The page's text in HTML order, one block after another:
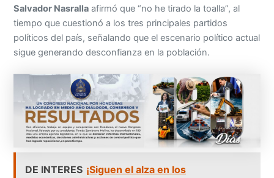
Salvador Nasralla afirmó que “no he tirado la toalla”, al
tiempo que cuestionó a los tres principales partidos
políticos del país, señalando que el escenario político actual
sigue generando desconfianza en la población.
DE INTERES ¡Siguen el alza en los